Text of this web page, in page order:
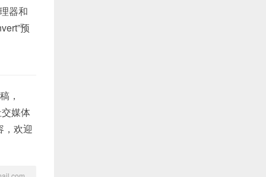
器和
预
，
媒体
，欢迎